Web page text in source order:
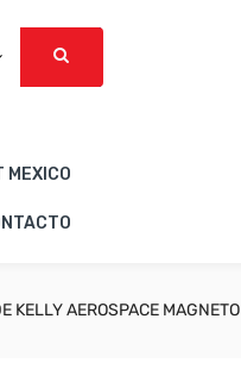
MEXICO
KELLY AEROSPACE MAGNETO